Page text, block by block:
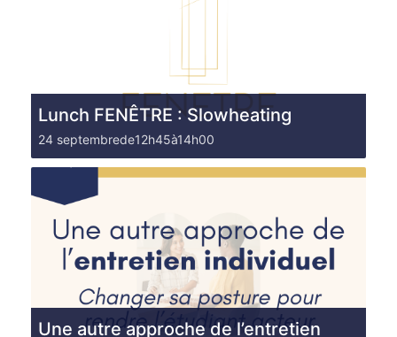
Lunch FENÊTRE : Slowheating
24 septembrede12h45à14h00
Une autre approche de l’entretien